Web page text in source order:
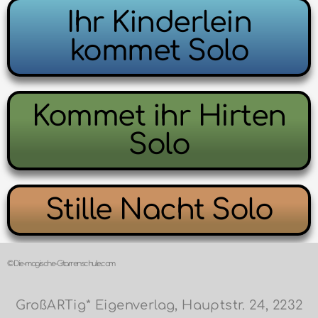
Ihr Kinderlein
kommet Solo
Kommet ihr Hirten
Solo
Stille Nacht Solo
© Die-magische-Gitarrenschule.com
GroßARTig* Eigenverlag, Hauptstr. 24, 2232